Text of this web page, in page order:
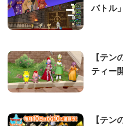
バトル
【テン
ティー
【テン